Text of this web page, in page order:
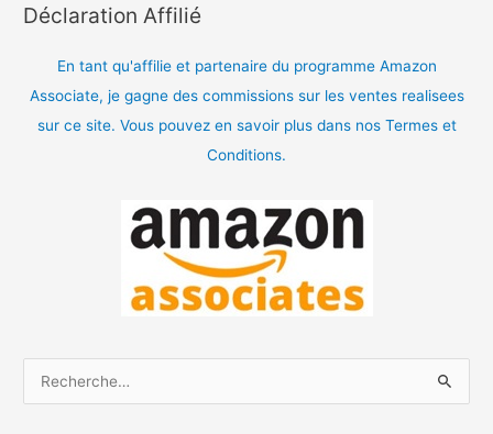
Déclaration Affilié
En tant qu'affilie et partenaire du programme Amazon
Associate, je gagne des commissions sur les ventes realisees
sur ce site. Vous pouvez en savoir plus dans nos Termes et
Conditions.